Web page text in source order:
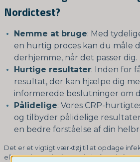
Nordictest?
Nemme at bruge: Med
en hurtig proces kan du måle
derhjemme, når det passer dig.
Hurtige resultater: Inden for
resultat, der kan hjælpe dig
informerede beslutninger om
Pålidelige: Vores CRP-
og tilbyder pålidelige
en bedre forståelse af din
Det er et vigtigt værktøj til at opdage
eller andre underliggende